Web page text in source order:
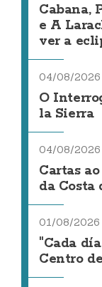
Cabana,
e A
ver a
04/08/2026
O
la Sierra
04/08/2026
Cartas
da Costa
01/08/2026
"Cada
Centro